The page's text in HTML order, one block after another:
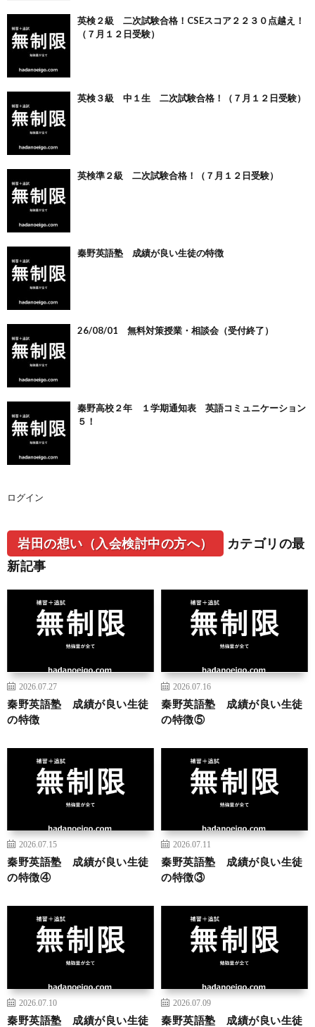
英検２級 二次試験合格！CSEスコア２２３０点越え！
（７月１２日受験）
英検３級 中１生 二次試験合格！（７月１２日受験）
英検準２級 二次試験合格！（７月１２日受験）
秦野英語塾 成績が良い生徒の特徴
26/08/01 無料対策授業・相談会（受付終了）
秦野高校２年 １学期通知表 英語コミュニケーション
５！
ログイン
岩田の想い（入会検討中の方へ）
カテゴリの最
新記事
2026.07.27
秦野英語塾 成績が良い生徒
の特徴
2026.07.16
秦野英語塾 成績が良い生徒
の特徴⑤
2026.07.15
秦野英語塾 成績が良い生徒
の特徴④
2026.07.11
秦野英語塾 成績が良い生徒
の特徴③
2026.07.10
秦野英語塾 成績が良い生徒
2026.07.09
秦野英語塾 成績が良い生徒